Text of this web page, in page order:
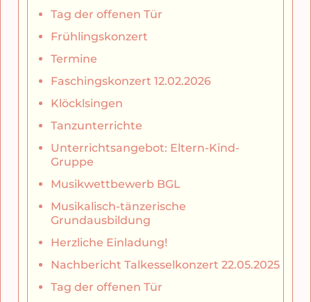
Tag der offenen Tür
Frühlingskonzert
Termine
Faschingskonzert 12.02.2026
Klöcklsingen
Tanzunterrichte
Unterrichtsangebot: Eltern-Kind-
Gruppe
Musikwettbewerb BGL
Musikalisch-tänzerische
Grundausbildung
Herzliche Einladung!
Nachbericht Talkesselkonzert 22.05.2025
Tag der offenen Tür